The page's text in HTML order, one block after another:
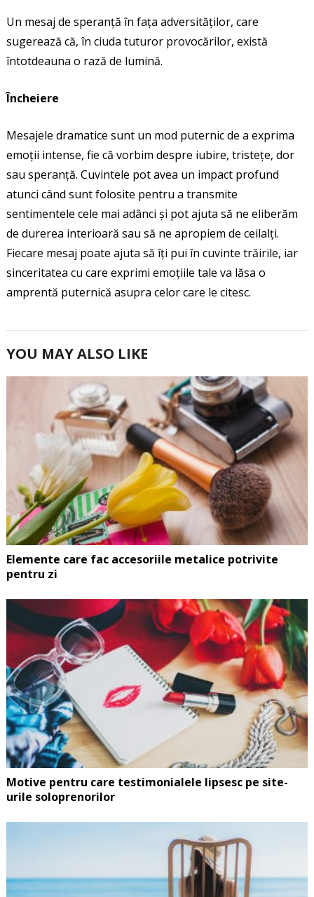
Un mesaj de speranță în fața adversităților, care
sugerează că, în ciuda tuturor provocărilor, există
întotdeauna o rază de lumină.
Încheiere
Mesajele dramatice sunt un mod puternic de a exprima
emoții intense, fie că vorbim despre iubire, tristețe, dor
sau speranță. Cuvintele pot avea un impact profund
atunci când sunt folosite pentru a transmite
sentimentele cele mai adânci și pot ajuta să ne eliberăm
de durerea interioară sau să ne apropiem de ceilalți.
Fiecare mesaj poate ajuta să îți pui în cuvinte trăirile, iar
sinceritatea cu care exprimi emoțiile tale va lăsa o
amprentă puternică asupra celor care le citesc.
YOU MAY ALSO LIKE
Elemente care fac accesoriile metalice potrivite
pentru zi
Motive pentru care testimonialele lipsesc pe site-
urile soloprenorilor